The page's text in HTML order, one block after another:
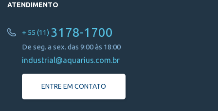
ATENDIMENTO
+ 55 (11) 3178-1700
De seg. a sex. das 9:00 às 18:00
industrial@aquarius.com.br
ENTRE EM CONTATO